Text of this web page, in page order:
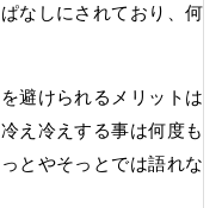
なしにされており、何
避けられるメリットは
え冷えする事は何度も
とやそっとでは語れな